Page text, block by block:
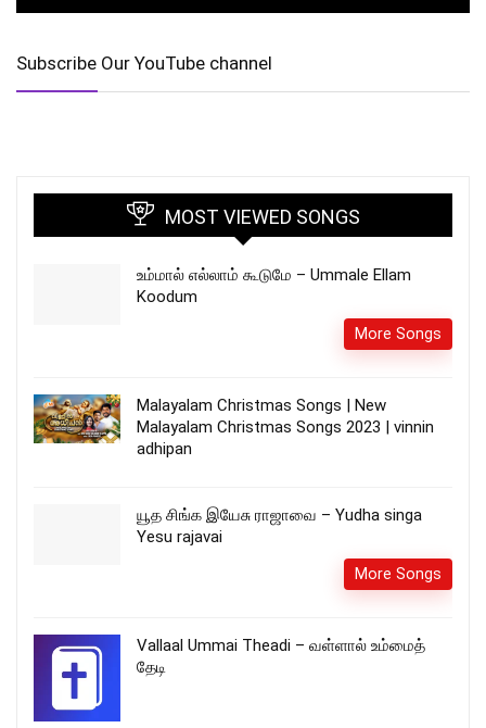
Subscribe Our YouTube channel
MOST VIEWED SONGS
உம்மால் எல்லாம் கூடுமே – Ummale Ellam
Koodum
More Songs
Malayalam Christmas Songs | New
Malayalam Christmas Songs 2023 | vinnin
adhipan
யூத சிங்க இயேசு ராஜாவை – Yudha singa
Yesu rajavai
More Songs
Vallaal Ummai Theadi – வள்ளால் உம்மைத்
தேடி